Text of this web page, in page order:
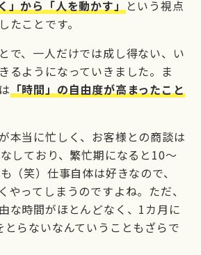
」から「人を動かす」という視点
たことです。
で、一人だけでは成し得ない、い
るようになっていきました。ま
「時間」の自由度が高まったこと
本当に忙しく、お客様との商談は
しており、繁忙期になると10～
（笑）仕事自体は好きなので、
やってしまうのですよね。ただ、
な時間がほとんどなく、1カ月に
らないなんていうこともざらで